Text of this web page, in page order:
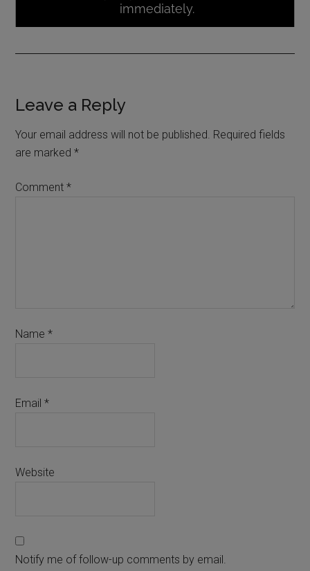
Leave a Reply
Your email address will not be published. Required fields
are marked*
Comment*
Name*
Email*
Website
Notify me of follow-up comments by email.